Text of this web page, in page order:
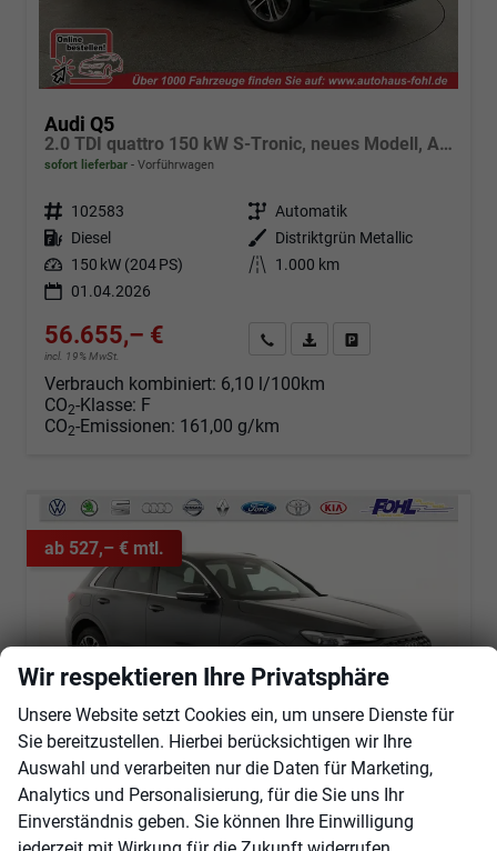
Audi Q5
2.0 TDI quattro 150 kW S-Tronic, neues Modell, AHK, Navi, Leder, Kamera, 19-Zoll
sofort lieferbar Vorführwagen
Fahrzeugnr. 102583 Getriebe Automatik
Kraftstoff Diesel Außenfarbe
Distriktgrün Metallic
Leistung 150 kW (204 PS) Kilometerstand
1.000 km
01.04.2026
56.655,– €
incl. 19% MwSt.
Angebot anfordern
Fahrzeugexpose (PDF)
Verbrauch kombiniert: 6,10 l/100km
CO2-Klasse: F
CO2-Emissionen: 161,00 g/km
ab 527,– € mtl.
Audi Q5
Wir respektieren Ihre Privatsphäre
Unsere Website setzt Cookies ein, um unsere Dienste für
Sie bereitzustellen. Hierbei berücksichtigen wir Ihre
Auswahl und verarbeiten nur die Daten für Marketing,
Analytics und Personalisierung, für die Sie uns Ihr
Einverständnis geben. Sie können Ihre Einwilligung